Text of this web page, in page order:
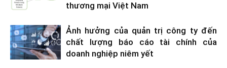
thương mại Việt Nam
Ảnh hưởng của quản trị công ty đến
chất lượng báo cáo tài chính của
doanh nghiệp niêm yết